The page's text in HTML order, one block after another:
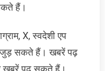
हैं।
X, स्‍वदेशी एप
जुड़ सकते हैं। खबरें पढ़